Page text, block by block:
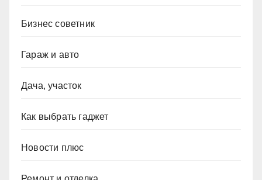
Бизнес советник
Гараж и авто
Дача, участок
Как выбрать гаджет
Новости плюс